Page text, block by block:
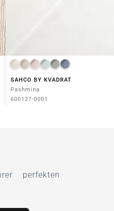
SAHCO BY KVADRAT
Pashmina
600127-0001
perfekten